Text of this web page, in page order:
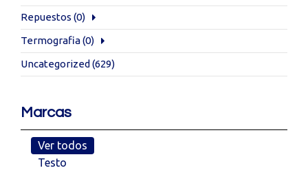
Repuestos (0)
Termografia(0)
Uncategorized (629)
Marcas
Ver todos
Testo